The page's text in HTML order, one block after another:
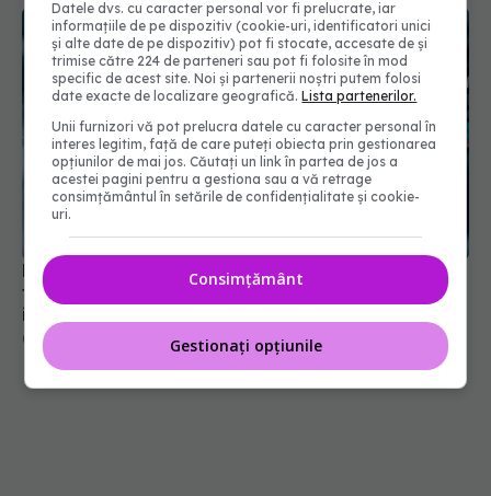
Pacienții ar putea avea acces mai rapid la
tratamente. UNIFARM anunță un parteneriat
important
04 aug 2026, 12:30
Datele dvs. cu caracter personal vor fi prelucrate, iar
informațiile de pe dispozitiv (cookie-uri, identificatori unici
și alte date de pe dispozitiv) pot fi stocate, accesate de și
trimise către 224 de parteneri sau pot fi folosite în mod
specific de acest site. Noi și partenerii noștri putem folosi
date exacte de localizare geografică.Lista partenerilor.
Unii furnizori vă pot prelucra datele cu caracter personal în
interes legitim, față de care puteți obiecta prin gestionarea
opțiunilor de mai jos. Căutați un link în partea de jos a
acestei pagini pentru a gestiona sau a vă retrage
consimțământul în setările de confidențialitate și cookie-
uri.
Consimțământ
Gestionați opțiunile